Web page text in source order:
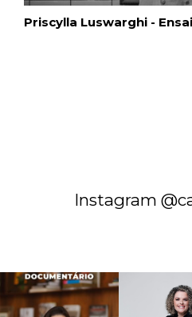
Priscylla Luswarghi -
Instagram